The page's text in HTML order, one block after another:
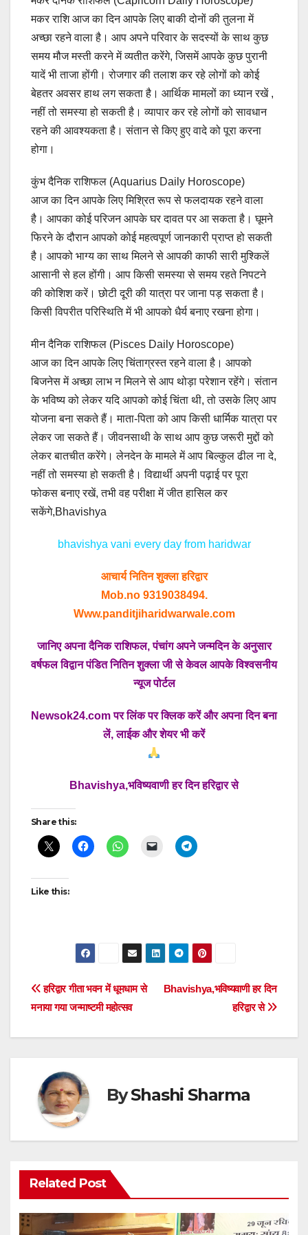
मकर राशि आज का दिन आपके लिए बाकी दोनों की तुलना में
अच्छा रहने वाला है। आप अपने परिवार के सदस्यों के साथ कुछ
समय मौज मस्ती करने में व्यतीत करेंगे, जिसमें आपके कुछ पुरानी
यादें भी ताजा होंगी। रोजगार की तलाश कर रहे लोगों को कोई
बेहतर अवसर हाथ लग सकता है। आर्थिक मामलों का ध्यान रखें ,
नहीं तो समस्या हो सकती है। व्यापार कर रहे लोगों को सावधान
रहने की आवश्यकता है। संतान से किए हुए वादे को पूरा करना
होगा।
कुंभ दैनिक राशिफल (Aquarius Daily Horoscope)
आज का दिन आपके लिए मिश्रित रूप से फलदायक रहने वाला
है। आपका कोई परिजन आपके घर दावत पर आ सकता है। घूमने
फिरने के दौरान आपको कोई महत्वपूर्ण जानकारी प्राप्त हो सकती
है। आपको भाग्य का साथ मिलने से आपकी काफी सारी मुश्किलें
आसानी से हल होंगी। आप किसी समस्या से समय रहते निपटने
की कोशिश करें। छोटी दूरी की यात्रा पर जाना पड़ सकता है।
किसी विपरीत परिस्थिति में भी आपको धैर्य बनाए रखना होगा।
मीन दैनिक राशिफल (Pisces Daily Horoscope)
आज का दिन आपके लिए चिंताग्रस्त रहने वाला है। आपको
बिजनेस में अच्छा लाभ न मिलने से आप थोड़ा परेशान रहेंगे। संतान
के भविष्य को लेकर यदि आपको कोई चिंता थी, तो उसके लिए आप
योजना बना सकते हैं। माता-पिता को आप किसी धार्मिक यात्रा पर
लेकर जा सकते हैं। जीवनसाथी के साथ आप कुछ जरूरी मुद्दों को
लेकर बातचीत करेंगे। लेनदेन के मामले में आप बिल्कुल ढील ना दे,
नहीं तो समस्या हो सकती है। विद्यार्थी अपनी पढ़ाई पर पूरा
फोकस बनाए रखें, तभी वह परीक्षा में जीत हासिल कर
सकेंगे,Bhavishya
bhavishya vani every day from haridwar
आचार्य नितिन शुक्ला हरिद्वार
Mob.no 9319038494.
Www.panditjiharidwarwale.com
जानिए अपना दैनिक राशिफल, पंचांग अपने जन्मदिन के अनुसार
वर्षफल विद्वान पंडित नितिन शुक्ला जी से केवल आपके विश्वसनीय
न्यूज पोर्टल
Newsok24.com पर लिंक पर क्लिक करें और अपना दिन बना
लें, लाईक और शेयर भी करें
Bhavishya,भविष्यवाणी हर दिन हरिद्वार से
Share this:
Like this:
Post
navigation
Bhavishya,भविष्यवाणी हर दिन
हरिद्वार से
हरिद्वार गीता भवन में धूमधाम से
मनाया गया जन्माष्टमी महोत्सव
ByShashi Sharma
Related Post